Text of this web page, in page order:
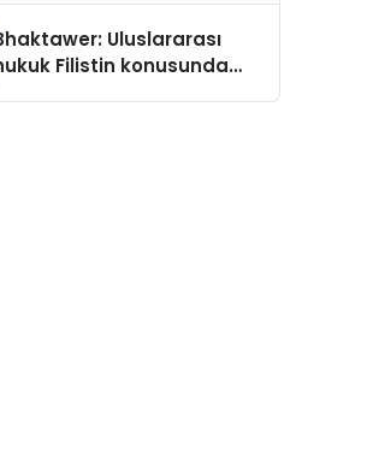
Ortaya Koydu
Uluslararası
Filistin konusunda